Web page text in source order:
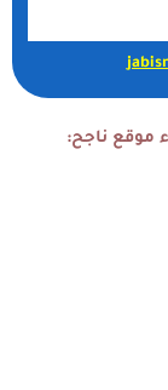
موقع ناجح: